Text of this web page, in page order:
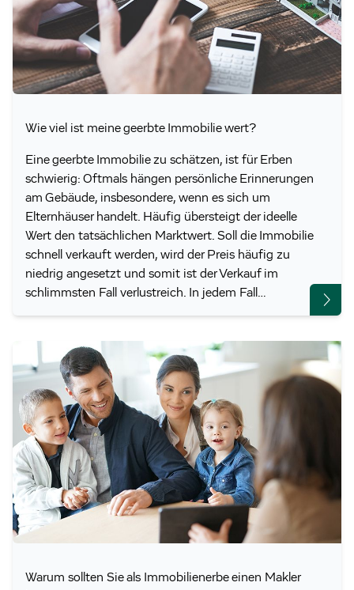
Wie viel ist meine geerbte Immobilie wert?
Eine geerbte Immobilie zu schätzen, ist für Erben
schwierig: Oftmals hängen persönliche Erinnerungen
am Gebäude, insbesondere, wenn es sich um
Elternhäuser handelt. Häufig übersteigt der ideelle
Wert den tatsächlichen Marktwert. Soll die Immobilie
schnell verkauft werden, wird der Preis häufig zu
niedrig angesetzt und somit ist der Verkauf im
schlimmsten Fall verlustreich. In jedem Fall…
Warum sollten Sie als Immobilienerbe einen Makler